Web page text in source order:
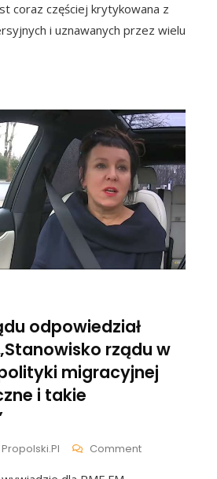
Tokarczuk:
„Wszędzie
Bólu
I
Cierpienia”
coraz częściej krytykowana z
i uznawanych przez wielu
odpowiedział
rządu w
migracyjnej
i takie
Propolski.pl CommentOn